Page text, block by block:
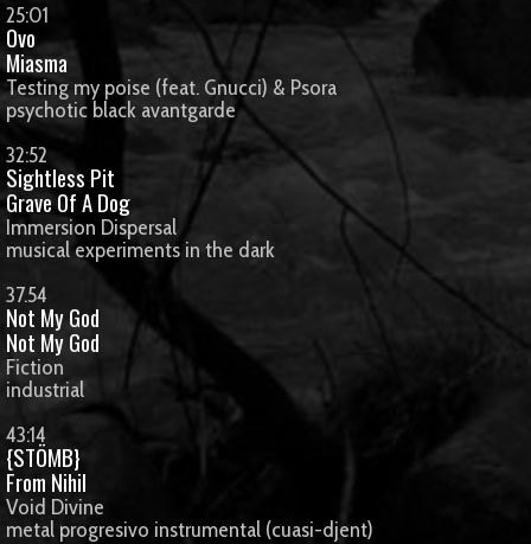
25:01
Ovo
Miasma
Testing my poise (feat. Gnucci) & Psora
psychotic black avantgarde
32:52
Sightless Pit
Grave Of A Dog
Immersion Dispersal
musical experiments in the dark
37.54
Not My God
Not My God
Fiction
industrial
43:14
{STÖMB}
From Nihil
Void Divine
metal progresivo instrumental (cuasi-djent)